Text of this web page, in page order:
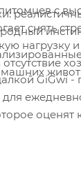
с
снять
нагрузку и
GiGwi -
оценят